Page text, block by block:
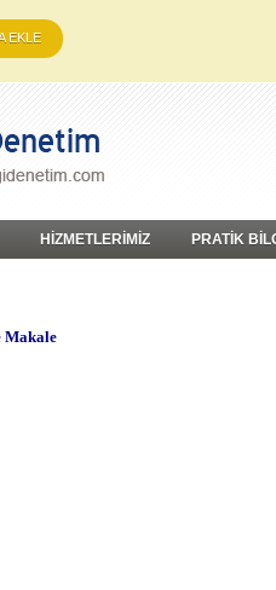
EKLE
HİZMETLERİMİZ PRATİK